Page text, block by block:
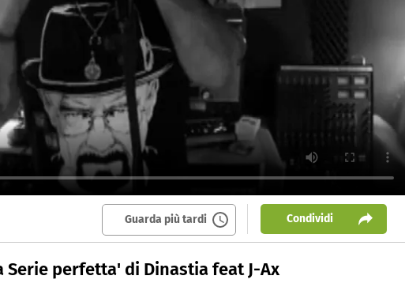
Guarda più tardi Condividi
perfetta' di Dinastia feat J-Ax